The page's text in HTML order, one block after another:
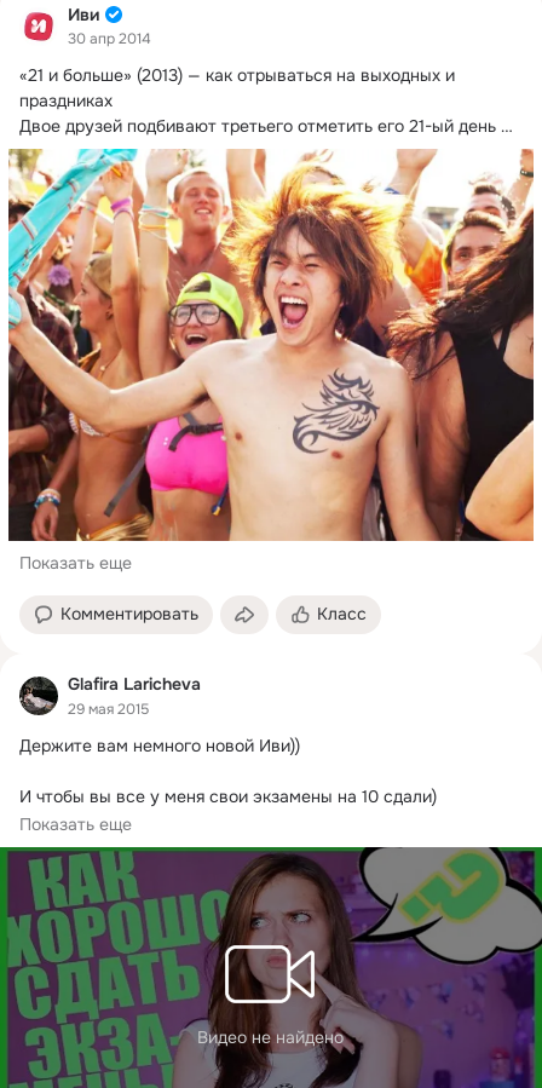
Иви
30 апр 2014
«21 и больше» (2013) — как отрываться на выходных и
праздниках
Двое друзей подбивают третьего отметить его 21-ый день
рождения прямо...
Показать еще
Комментировать Класс
Glafira Laricheva
29 мая 2015
Держите вам немного новой Иви))
И чтобы вы все у меня свои экзамены на 10 сдали)
УДАЧИИИИ ВАМ)
Показать еще
Видео не найдено